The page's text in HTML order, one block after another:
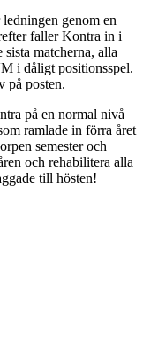
genom en
faller Kontra in i
matcherna, alla
i dåligt positionsspel.
på posten.
på en normal nivå
ramlade in förra året
semester och
och rehabilitera alla
till hösten!